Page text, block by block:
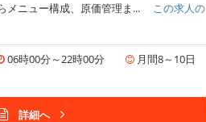
メニュー構成、原価管理ま... この求人の
06時00分～22時00分 月間8～10日
詳細へ